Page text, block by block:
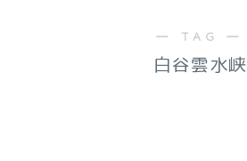
― TAG ―
白谷雲水峡